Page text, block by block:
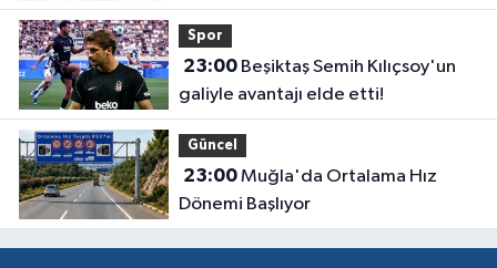
doymuyor
Spor
23:00Beşiktaş Semih Kılıçsoy'un
galiyle avantajı elde etti!
Güncel
23:00Muğla'da Ortalama Hız
Dönemi Başlıyor